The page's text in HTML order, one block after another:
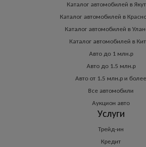
Каталог автомобилей в
Каталог автомобилей в
Каталог автомобилей в
Каталог автомобилей в
Авто до 1 млн.р
Авто до 1.5 млн.р
Авто от 1.5 млн.р и более
Все автомобили
Аукцион авто
Услуги
Трейд-ин
Кредит